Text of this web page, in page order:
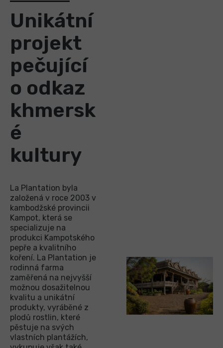
Unikátní
projekt
pečující
o odkaz
khmersk
é
kultury
La Plantation byla
založená v roce 2003 v
kambodžské provincii
Kampot, která se
specializuje na
produkci Kampotského
pepře a kvalitního
koření. La Plantation je
rodinná farma
zaměřená na nejvyšší
možnou dosažitelnou
kvalitu a unikátní
produkty, vyráběné z
plodů rostlin, které
pěstuje na svých
vlastních plantážích,